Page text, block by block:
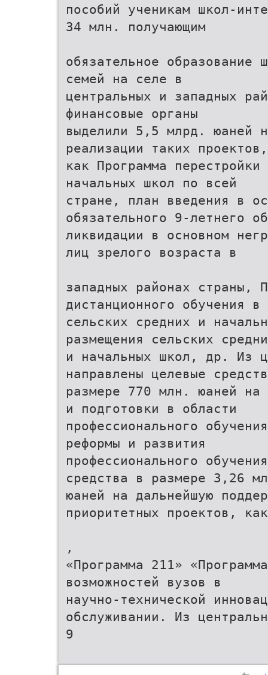
пособий ученикам школ-
34 млн. получающим
обязательное образование
семей на селе в
центральных и западных
финансовые органы
выделили 5,5 млрд. юаней
реализации таких проектов,
как Программа
начальных школ по всей
стране, план введения в
обязательного 9-летнего
ликвидации в основном
лиц зрелого возраста в
западных районах страны,
дистанционного обучения в
сельских средних и
размещения сельских
и начальных школ, др. Из
направлены целевые
размере 770 млн. юаней на
и подготовки в области
профессионального
реформы и развития
профессионального
средства в размере 3,26
юаней на дальнейшую
приоритетных проектов, как
,
«Программа 211»
возможностей вузов в
научно-технической
обслуживании. Из
9